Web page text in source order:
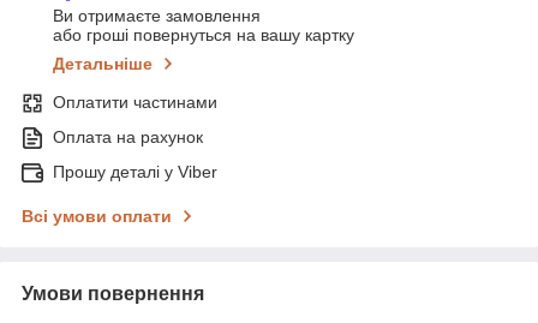
Ви отримаєте замовлення
або гроші повернуться на вашу картку
Детальніше
Оплатити частинами
Оплата на рахунок
Прошу деталі у Viber
Всі умови оплати
Умови повернення